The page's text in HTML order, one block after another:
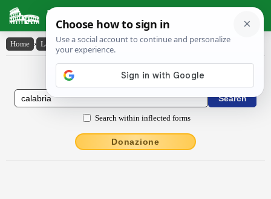
Latin Dictionary
Home › Latin-English › Călăbrĭa
Latin to English Dictionary
Search within inflected forms
Donazione